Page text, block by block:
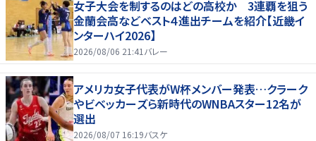
女子大会を制するのはどの高校か 3連覇を狙う
金蘭会高などベスト４進出チームを紹介【近畿イ
ンターハイ2026】
2026/08/06 21:41 バレー
アメリカ女子代表がW杯メンバー発表…クラーク
やビベッカーズら新時代のWNBAスター12名が
選出
2026/08/07 16:19バスケ